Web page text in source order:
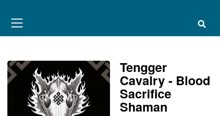
Menu
Tengger
Cavalry - Blood
Sacrifice
Shaman